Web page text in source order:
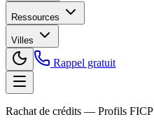
Ressources
Villes
Rappel gratuit
Rachat de crédits — Profils FICP